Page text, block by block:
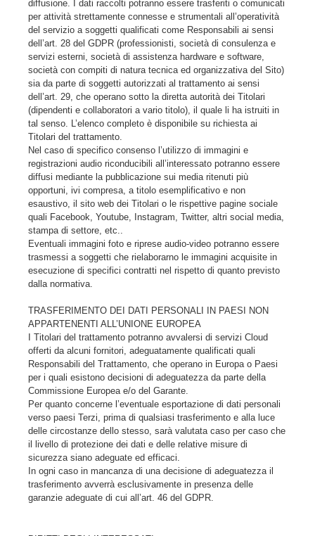
diffusione. I dati raccolti potranno essere trasferiti o comunicati
per attività strettamente connesse e strumentali all’operatività
del servizio a soggetti qualificati come Responsabili ai sensi
dell’art. 28 del GDPR (professionisti, società di consulenza e
servizi esterni, società di assistenza hardware e software,
società con compiti di natura tecnica ed organizzativa del Sito)
sia da parte di soggetti autorizzati al trattamento ai sensi
dell’art. 29, che operano sotto la diretta autorità dei Titolari
(dipendenti e collaboratori a vario titolo), il quale li ha istruiti in
tal senso. L’elenco completo è disponibile su richiesta ai
Titolari del trattamento.
Nel caso di specifico consenso l’utilizzo di immagini e
registrazioni audio riconducibili all’interessato potranno essere
diffusi mediante la pubblicazione sui media ritenuti più
opportuni, ivi compresa, a titolo esemplificativo e non
esaustivo, il sito web dei Titolari o le rispettive pagine sociale
quali Facebook, Youtube, Instagram, Twitter, altri social media,
stampa di settore, etc..
Eventuali immagini foto e riprese audio-video potranno essere
trasmessi a soggetti che rielaborarno le immagini acquisite in
esecuzione di specifici contratti nel rispetto di quanto previsto
dalla normativa.
TRASFERIMENTO DEI DATI PERSONALI IN PAESI NON
APPARTENENTI ALL’UNIONE EUROPEA
I Titolari del trattamento potranno avvalersi di servizi Cloud
offerti da alcuni fornitori, adeguatamente qualificati quali
Responsabili del Trattamento, che operano in Europa o Paesi
per i quali esistono decisioni di adeguatezza da parte della
Commissione Europea e/o del Garante.
Per quanto concerne l’eventuale esportazione di dati personali
verso paesi Terzi, prima di qualsiasi trasferimento e alla luce
delle circostanze dello stesso, sarà valutata caso per caso che
il livello di protezione dei dati e delle relative misure di
sicurezza siano adeguate ed efficaci.
In ogni caso in mancanza di una decisione di adeguatezza il
trasferimento avverrà esclusivamente in presenza delle
garanzie adeguate di cui all’art. 46 del GDPR.